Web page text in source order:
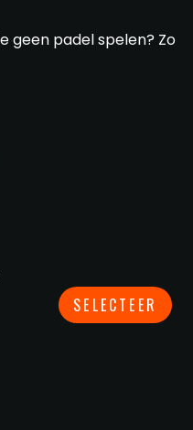
geen padel spelen? Zo
SELECTEER